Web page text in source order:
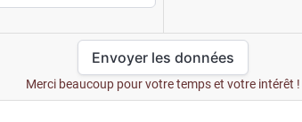
Merci beaucoup pour votre temps et votre intérêt !